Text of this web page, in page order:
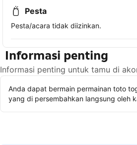
Pesta
Pesta/acara tidak diizinkan.
Informasi penting
Informasi penting untuk tamu di
Anda dapat bermain permainan toto
yang di persembahkan langsung oleh